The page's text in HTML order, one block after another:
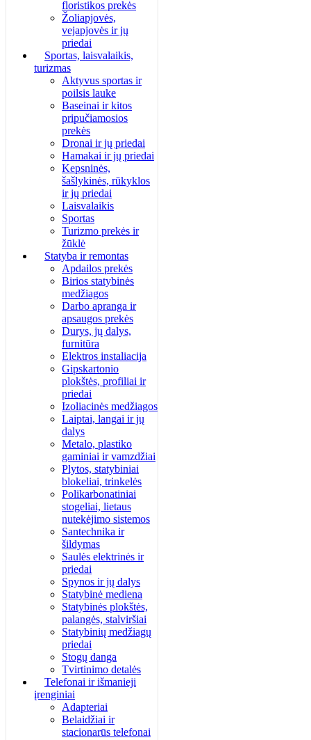
floristikos prekės
Žoliapjovės,
vejapjovės ir jų
priedai
Sportas, laisvalaikis,
turizmas
Aktyvus sportas ir
poilsis lauke
Baseinai ir kitos
pripučiamosios
prekės
Dronai ir jų priedai
Hamakai ir jų priedai
Kepsninės,
šašlykinės, rūkyklos
ir jų priedai
Laisvalaikis
Sportas
Turizmo prekės ir
žūklė
Statyba ir remontas
Apdailos prekės
Birios statybinės
medžiagos
Darbo apranga ir
apsaugos prekės
Durys, jų dalys,
furnitūra
Elektros instaliacija
Gipskartonio
plokštės, profiliai ir
priedai
Izoliacinės medžiagos
Laiptai, langai ir jų
dalys
Metalo, plastiko
gaminiai ir vamzdžiai
Plytos, statybiniai
blokeliai, trinkelės
Polikarbonatiniai
stogeliai, lietaus
nutekėjimo sistemos
Santechnika ir
šildymas
Saulės elektrinės ir
priedai
Spynos ir jų dalys
Statybinė mediena
Statybinės plokštės,
palangės, stalviršiai
Statybinių medžiagų
priedai
Stogų danga
Tvirtinimo detalės
Telefonai ir išmanieji
įrenginiai
Adapteriai
Belaidžiai ir
stacionarūs telefonai